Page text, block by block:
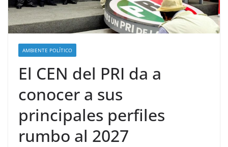
AMBIENTE POLÍTICO
El CEN del PRI da a
conocer a sus
principales perfiles
rumbo al 2027